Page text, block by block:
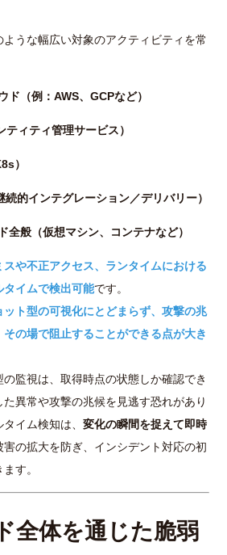
ような幅広い対象のアクティビティを常
ド（例：AWS、GCPなど）
ティティ管理サービス）
）
的インテグレーション／デリバリー）
全般（仮想マシン、コンテナなど）
スや不正アクセス、ランタイムにおける
タイムで検出可能です。
ト型の可視化にとどまらず、攻撃の兆
の場で阻止することができる点が大き
の監視は、取得時点の状態しか確認でき
異常や攻撃の兆候を見逃す恐れがあり
イム検知は、 変化の瞬間を捉えて即時
害の拡大を防ぎ、インシデント対応の初
す。
全体を通じた脆弱